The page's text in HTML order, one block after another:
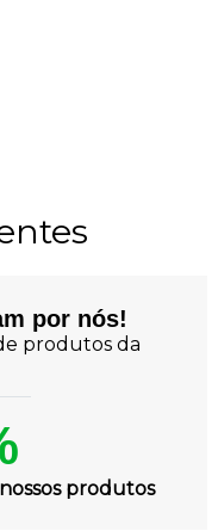
por nós!
produtos da
produtos